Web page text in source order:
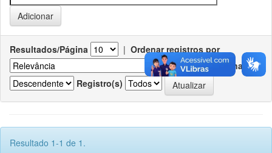
Resultados/Página | Ordenar registros por
Ordenar
Registro(s)
Resultado 1-1 de 1.